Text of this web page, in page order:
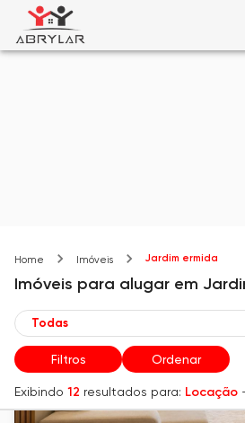
Home Imóveis Jardim ermida
Imóveis para alugar em
Filtros Ordenar
Exibindo 12 resultados para: Locação